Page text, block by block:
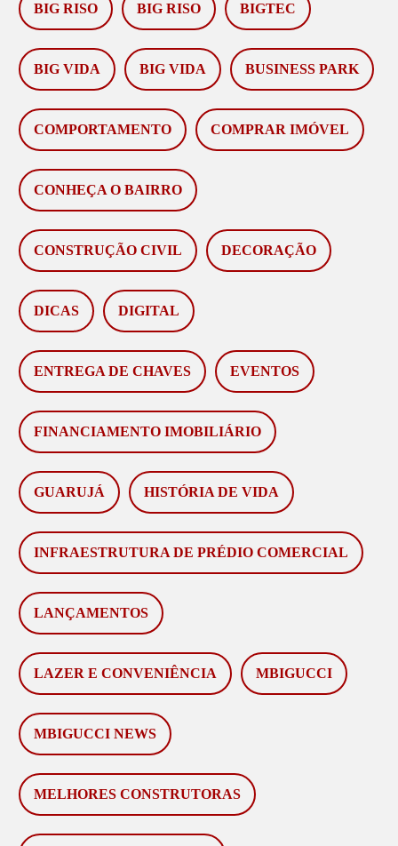
BIG RISO BIG RISO BIGTEC
BIG VIDA BIG VIDA BUSINESS PARK
COMPORTAMENTO COMPRAR IMÓVEL
CONHEÇA O BAIRRO
CONSTRUÇÃO CIVIL DECORAÇÃO
DICAS DIGITAL
ENTREGA DE CHAVES EVENTOS
FINANCIAMENTO IMOBILIÁRIO
GUARUJÁ HISTÓRIA DE VIDA
INFRAESTRUTURA DE PRÉDIO COMERCIAL
LANÇAMENTOS
LAZER E CONVENIÊNCIA MBIGUCCI
MBIGUCCI NEWS
MELHORES CONSTRUTORAS